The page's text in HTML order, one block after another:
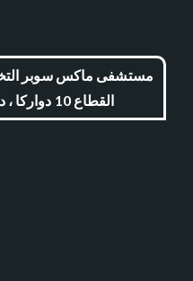
القطاع 10 دواركا ، دواركا ، دلهي - 110075